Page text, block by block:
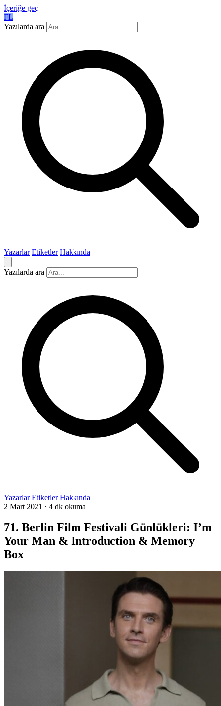
İçeriğe geç
FL
Yazılarda ara
Yazarlar Etiketler Hakkında
Yazılarda ara
Yazarlar Etiketler Hakkında
2 Mart 2021 · 4 dk okuma
71. Berlin Film Festivali Günlükleri: I’m
Your Man & Introduction & Memory
Box